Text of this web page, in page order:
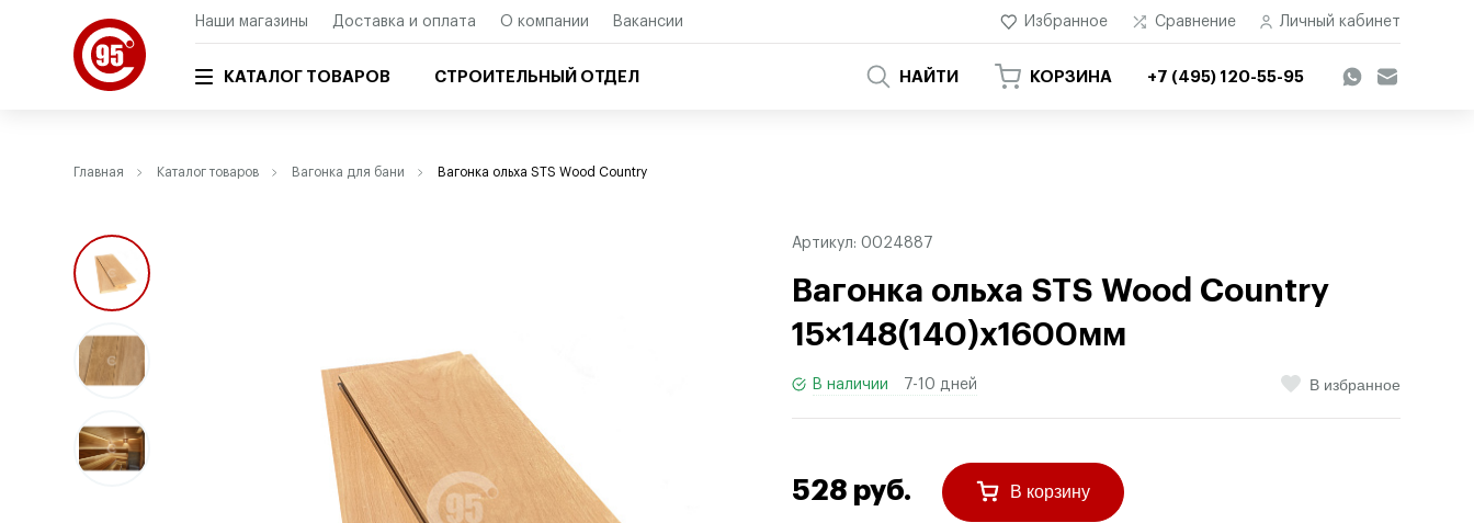
Наши магазины Доставка и оплата О компании Вакансии Избранное Сравнение Личный кабинет
КАТАЛОГ ТОВАРОВ СТРОИТЕЛЬНЫЙ ОТДЕЛ НАЙТИ КОРЗИНА +7 (495) 120-55-95
Главная Каталог товаров Вагонка для бани Вагонка ольха STS Wood Country
Артикул: 0024887
Вагонка ольха STS Wood Country
15×148(140)х1600мм
В наличии 7-10 дней В избранное
528 руб. В корзину